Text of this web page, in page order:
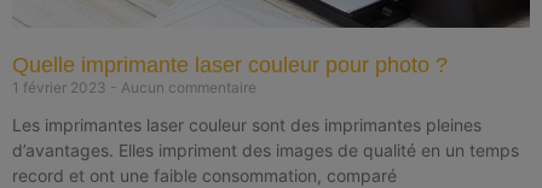
Quelle imprimante laser couleur pour photo ?
1 février 2023 Aucun commentaire
Les imprimantes laser couleur sont des imprimantes pleines
d’avantages. Elles impriment des images de qualité en un temps
record et ont une faible consommation, comparé